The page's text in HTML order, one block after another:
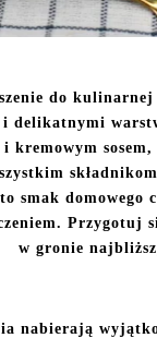
do
delikatnymi
kremowym
smak
Przygotuj
w gronie
nabierają